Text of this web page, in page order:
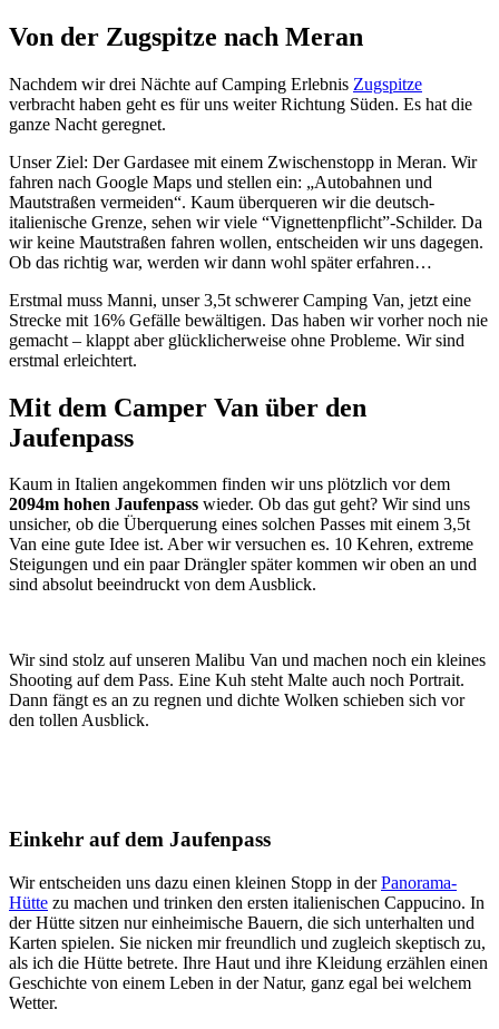
Von der Zugspitze nach Meran
Nachdem wir drei Nächte auf Camping Erlebnis Zugspitze
verbracht haben geht es für uns weiter Richtung Süden. Es hat die
ganze Nacht geregnet.
Unser Ziel: Der Gardasee mit einem Zwischenstopp in Meran. Wir
fahren nach Google Maps und stellen ein: „Autobahnen und
Mautstraßen vermeiden“. Kaum überqueren wir die deutsch-
italienische Grenze, sehen wir viele “Vignettenpflicht”-Schilder. Da
wir keine Mautstraßen fahren wollen, entscheiden wir uns dagegen.
Ob das richtig war, werden wir dann wohl später erfahren…
Erstmal muss Manni, unser 3,5t schwerer Camping Van, jetzt eine
Strecke mit 16% Gefälle bewältigen. Das haben wir vorher noch nie
gemacht – klappt aber glücklicherweise ohne Probleme. Wir sind
erstmal erleichtert.
Mit dem Camper Van über den
Jaufenpass
Kaum in Italien angekommen finden wir uns plötzlich vor dem
2094m hohen Jaufenpass wieder. Ob das gut geht? Wir sind uns
unsicher, ob die Überquerung eines solchen Passes mit einem 3,5t
Van eine gute Idee ist. Aber wir versuchen es. 10 Kehren, extreme
Steigungen und ein paar Drängler später kommen wir oben an und
sind absolut beeindruckt von dem Ausblick.
Wir sind stolz auf unseren Malibu Van und machen noch ein kleines
Shooting auf dem Pass. Eine Kuh steht Malte auch noch Portrait.
Dann fängt es an zu regnen und dichte Wolken schieben sich vor
den tollen Ausblick.
Einkehr auf dem Jaufenpass
Wir entscheiden uns dazu einen kleinen Stopp in derPanorama-
Hütte zu machen und trinken den ersten italienischen Cappucino. In
der Hütte sitzen nur einheimische Bauern, die sich unterhalten und
Karten spielen. Sie nicken mir freundlich und zugleich skeptisch zu,
als ich die Hütte betrete. Ihre Haut und ihre Kleidung erzählen einen
Geschichte von einem Leben in der Natur, ganz egal bei welchem
Wetter.